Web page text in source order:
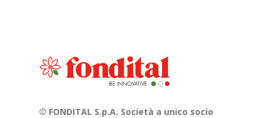
© FONDITAL S.p.A. Società a unico socio